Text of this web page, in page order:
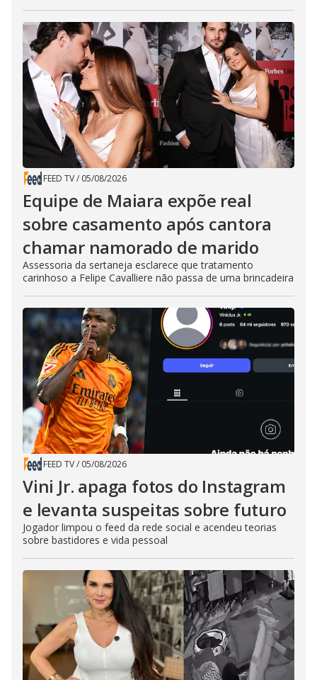
FEED TV/ 05/08/2026
Equipe de Maiara expõe real
sobre casamento após cantora
chamar namorado de marido
Assessoria da sertaneja esclarece que tratamento
carinhoso a Felipe Cavalliere não passa de uma brincadeira
FEED TV/ 05/08/2026
Vini Jr. apaga fotos do Instagram
e levanta suspeitas sobre futuro
Jogador limpou o feed da rede social e acendeu teorias
sobre bastidores e vida pessoal